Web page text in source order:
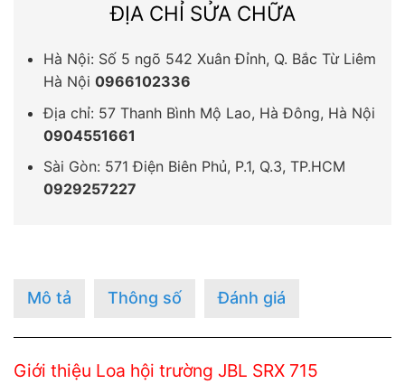
ĐỊA CHỈ SỬA CHỮA
Hà Nội: Số 5 ngõ 542 Xuân Đỉnh, Q. Bắc Từ Liêm
Hà Nội 0966102336
Địa chỉ: 57 Thanh Bình Mộ Lao, Hà Đông, Hà Nội
0904551661
Sài Gòn: 571 Điện Biên Phủ, P.1, Q.3, TP.HCM
0929257227
Mô tả Thông số Đánh giá
Giới thiệu Loa hội trường JBL SRX 715